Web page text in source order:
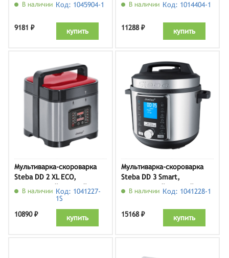
В наличии Код: 1045904-1
9181 ₽ купить
В наличии Код: 1014404-1
11288 ₽ купить
Мультиварка-скороварка
Steba DD 2 XL ECO,
серебристый/черный
В наличии Код: 1041227-
1S
10890 ₽
купить
Мультиварка-скороварка
Steba DD 3 Smart,
серебристый/черный
В наличии Код: 1041228-1
15168 ₽ купить